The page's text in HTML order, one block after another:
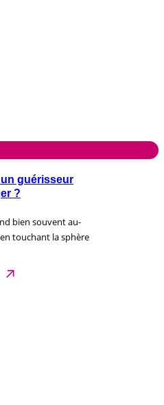
guérisseur
?
bien souvent au-
touchant la sphère